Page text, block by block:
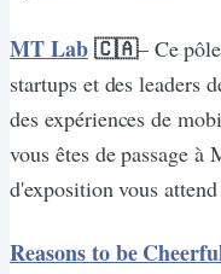
MT Lab🇨🇦– Ce
startups et des leaders
des expériences de
vous êtes de passage à
d'exposition vous
Reasons to be